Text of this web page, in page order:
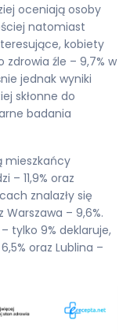
oceniają osoby
natomiast
kobiety
źle – 9,7% w
jednak wyniki
skłonne do
badania
mieszkańcy
– 11,9% oraz
znalazły się
Warszawa – 9,6%.
tylko 9% deklaruje,
oraz Lublina –